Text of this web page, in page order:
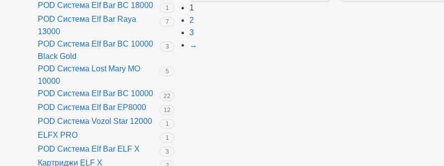
POD Система Elf Bar BC 18000 1
POD Система Elf Bar Raya
13000
7
POD Система Elf Bar BC 10000
Black Gold
3
POD Система Lost Mary MO
10000
5
POD Система Elf Bar BC 10000 22
POD Система Elf Bar EP8000 12
POD Система Vozol Star 12000 1
ELFX PRO 1
POD Система Elf Bar ELF X 3
Картриджи ELF X
1
2
3
→